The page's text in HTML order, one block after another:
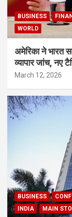
BUSINESS
WORLD
अमेरिका ने भारत
व्यापार जांच, नए
March 12, 2026
BUSINESS
INDIA
MAIN